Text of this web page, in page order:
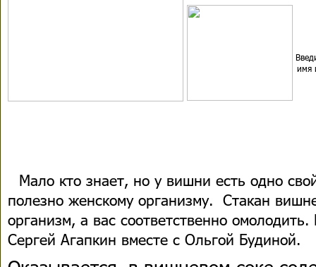
имя
Мало кто знает, но у вишни есть одно
полезно женскому организму. Стакан
организм, а вас соответственно
Сергей Агапкин вместе с Ольгой Будиной.